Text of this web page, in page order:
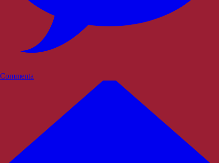
Commenta